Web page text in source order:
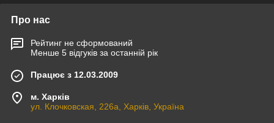
Про нас
Рейтинг не сформований
Менше 5 відгуків за останній рік
Працює з 12.03.2009
м. Харків
ул. Клочковская, 226а, Харків, Україна